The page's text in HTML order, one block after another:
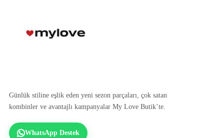
Günlük stiline eşlik eden yeni sezon parçaları, çok satan
kombinler ve avantajlı kampanyalar My Love Butik’te.
WhatsApp Destek